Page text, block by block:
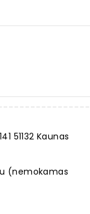
51132 Kaunas
(nemokamas